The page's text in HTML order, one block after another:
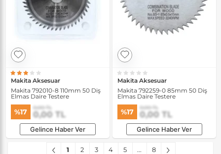
Makita Aksesuar
Makita 792010-8 110mm 50 Diş
Elmas Daire Testere
%17 0,00 TL
0,00 TL
Gelince Haber Ver
Makita Aksesuar
Makita 792259-0 85mm 50 Diş
Elmas Daire Testere
%17 0,00 TL
0,00 TL
Gelince Haber Ver
1 2 3 4 5 ... 8